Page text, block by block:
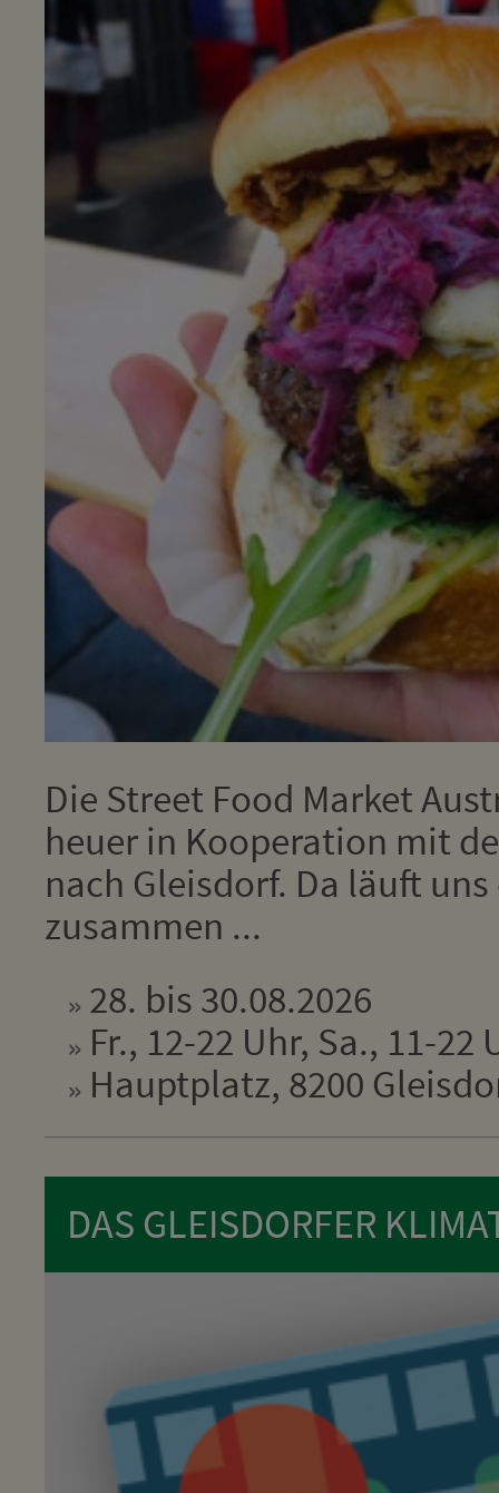
Die Street Food Market
heuer in Kooperation mit
nach Gleisdorf. Da läuft
zusammen ...
28. bis 30.08.2026
Fr., 12-22 Uhr, Sa., 11-22
Hauptplatz, 8200
DAS GLEISDORFER